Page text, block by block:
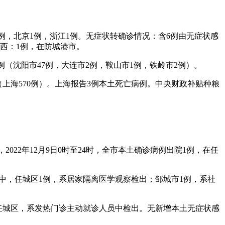
，北京1例，浙江1例。无症状转确诊情况：含6例由无症状感
：1例，在防城港市。
沈阳市47例，大连市2例，鞍山市1例，铁岭市2例）。
海570例）。上海报告3例本土死亡病例。中央财政补贴种粮
年12月9日0时至24时，全市本土确诊病例出院1例，在任
，任城区1例，系居家隔离医学观察检出；邹城市1例，系社
区，系发热门诊主动就诊人员中检出。无新增本土无症状感